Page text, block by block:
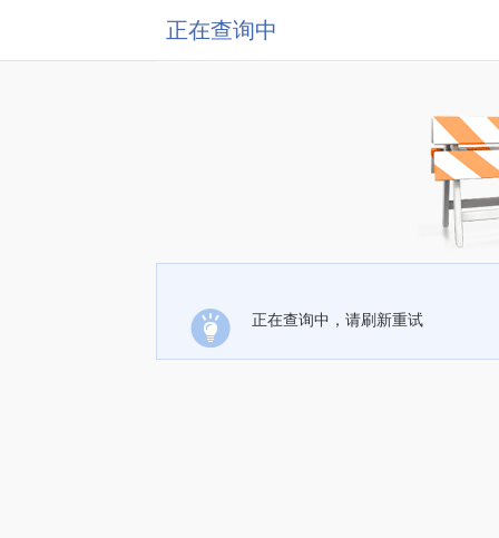
正在查询中
正在查询中，请刷新重试